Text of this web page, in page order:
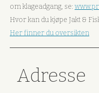
om klageadgang, se:
Hvor kan du kjøpe Jakt &
Her finner du oversikten
Adresse